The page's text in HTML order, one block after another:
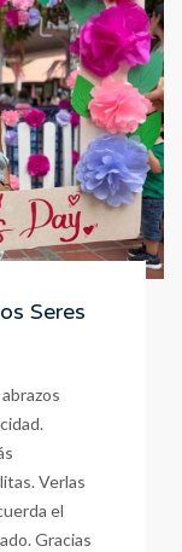
Seres
​Verlas
el
Gracias